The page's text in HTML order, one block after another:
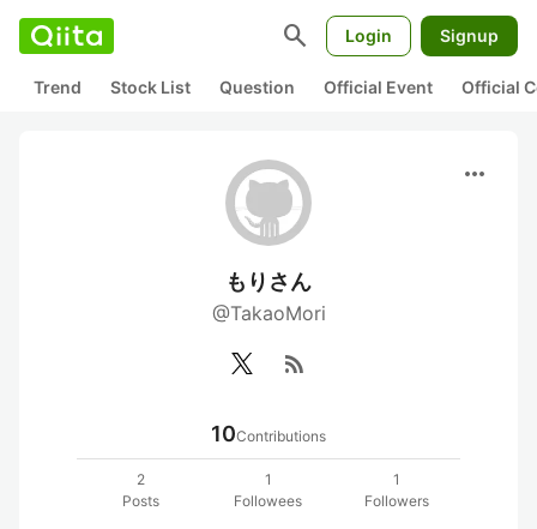
search Login Signup
Trend Stock List Question Official Event Official
more_horiz
もりさん
@TakaoMori
rss_feed
10Contributions
2
Posts
1
Followees
1
Followers